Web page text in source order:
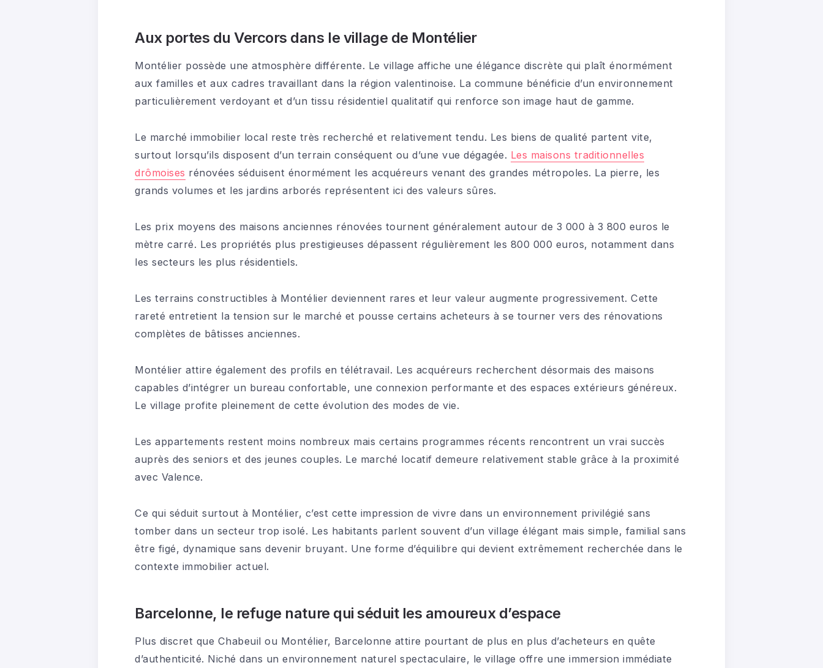
Aux portes du Vercors dans le village de Montélier
Montélier possède une atmosphère différente. Le village affiche une élégance discrète qui plaît énormément
aux familles et aux cadres travaillant dans la région valentinoise. La commune bénéficie d’un environnement
particulièrement verdoyant et d’un tissu résidentiel qualitatif qui renforce son image haut de gamme.
Le marché immobilier local reste très recherché et relativement tendu. Les biens de qualité partent vite,
surtout lorsqu’ils disposent d’un terrain conséquent ou d’une vue dégagée. Les maisons traditionnelles
drômoises rénovées séduisent énormément les acquéreurs venant des grandes métropoles. La pierre, les
grands volumes et les jardins arborés représentent ici des valeurs sûres.
Les prix moyens des maisons anciennes rénovées tournent généralement autour de 3 000 à 3 800 euros le
mètre carré. Les propriétés plus prestigieuses dépassent régulièrement les 800 000 euros, notamment dans
les secteurs les plus résidentiels.
Les terrains constructibles à Montélier deviennent rares et leur valeur augmente progressivement. Cette
rareté entretient la tension sur le marché et pousse certains acheteurs à se tourner vers des rénovations
complètes de bâtisses anciennes.
Montélier attire également des profils en télétravail. Les acquéreurs recherchent désormais des maisons
capables d’intégrer un bureau confortable, une connexion performante et des espaces extérieurs généreux.
Le village profite pleinement de cette évolution des modes de vie.
Les appartements restent moins nombreux mais certains programmes récents rencontrent un vrai succès
auprès des seniors et des jeunes couples. Le marché locatif demeure relativement stable grâce à la proximité
avec Valence.
Ce qui séduit surtout à Montélier, c’est cette impression de vivre dans un environnement privilégié sans
tomber dans un secteur trop isolé. Les habitants parlent souvent d’un village élégant mais simple, familial sans
être figé, dynamique sans devenir bruyant. Une forme d’équilibre qui devient extrêmement recherchée dans le
contexte immobilier actuel.
Barcelonne, le refuge nature qui séduit les amoureux d’espace
Plus discret que Chabeuil ou Montélier, Barcelonne attire pourtant de plus en plus d’acheteurs en quête
d’authenticité. Niché dans un environnement naturel spectaculaire, le village offre une immersion immédiate